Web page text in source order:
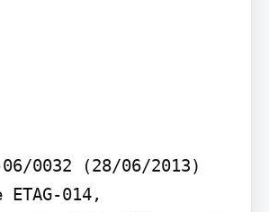
0032 (28/06/2013)
014,